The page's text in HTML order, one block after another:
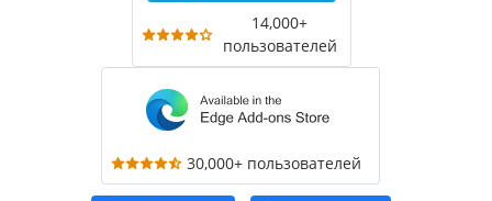
14,000+
пользователей
30,000+ пользователей